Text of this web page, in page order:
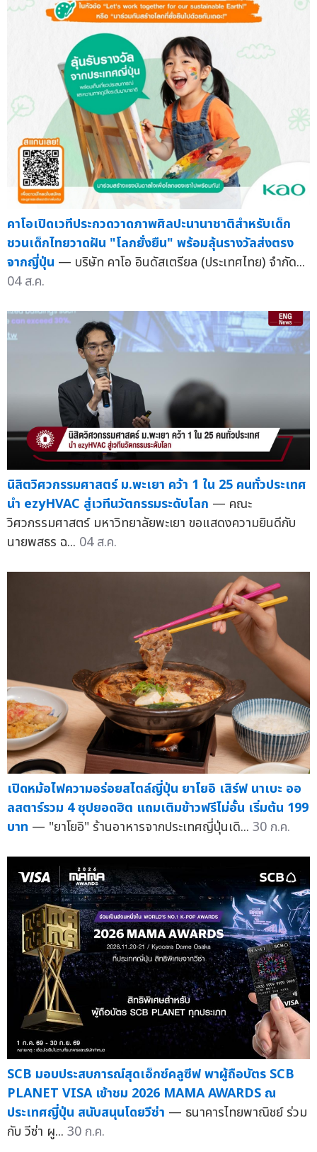
คาโอเปิดเวทีประกวดวาดภาพศิลปะนานาชาติสำหรับเด็ก
ชวนเด็กไทยวาดฝัน "โลกยั่งยืน" พร้อมลุ้นรางวัลส่งตรง
จากญี่ปุ่น — บริษัท คาโอ อินดัสเตรียล (ประเทศไทย) จำกัด...
04 ส.ค.
นิสิตวิศวกรรมศาสตร์ ม.พะเยา คว้า 1 ใน 25 คนทั่วประเทศ
นำ ezyHVAC สู่เวทีนวัตกรรมระดับโลก — คณะ
วิศวกรรมศาสตร์ มหาวิทยาลัยพะเยา ขอแสดงความยินดีกับ
นายพสธร ฉ... 04 ส.ค.
เปิดหม้อไฟความอร่อยสไตล์ญี่ปุ่น ยาโยอิ เสิร์ฟ นาเบะ ออ
ลสตาร์รวม 4 ซุปยอดฮิต แถมเติมข้าวฟรีไม่อั้น เริ่มต้น 199
บาท — "ยาโยอิ" ร้านอาหารจากประเทศญี่ปุ่นเดิ... 30 ก.ค.
SCB มอบประสบการณ์สุดเอ็กซ์คลูซีฟ พาผู้ถือบัตร SCB
PLANET VISA เข้าชม 2026 MAMA AWARDS ณ
ประเทศญี่ปุ่น สนับสนุนโดยวีซ่า — ธนาคารไทยพาณิชย์ ร่วม
กับ วีซ่า ผู... 30 ก.ค.